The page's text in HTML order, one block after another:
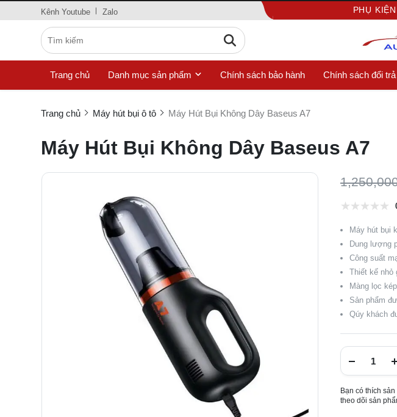
Kênh Youtube Zalo PHỤ
Trang chủ Danh mục sản phẩm Chính sách bảo hành Chính sách đổi trả
Trang chủ Máy hút bụi ô tô Máy Hút Bụi Không Dây Baseus A7
Máy Hút Bụi Không Dây Baseus A7
Máy hút bụi
Dung lượng
Công suất
Thiết kế nhỏ
Màng lọc
Sản phẩm
Qúy khách
Bạn có thích
theo dõi sản